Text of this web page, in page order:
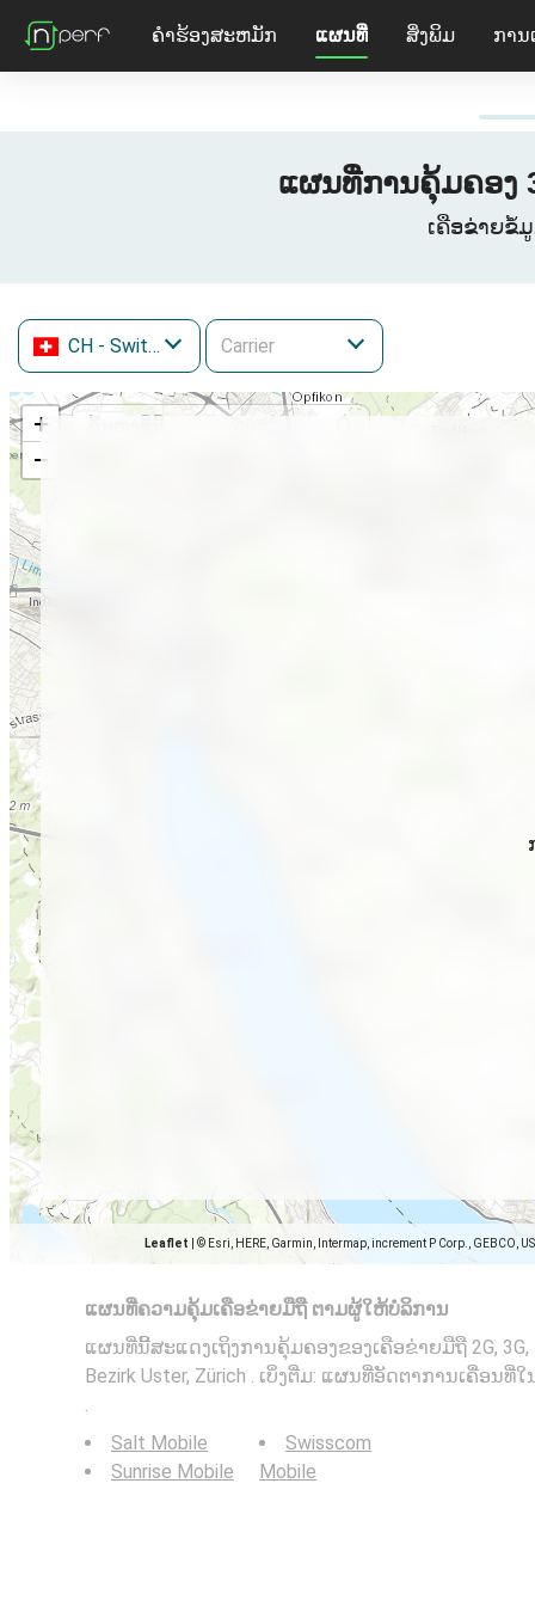
ຄໍາຮ້ອງສະຫມັກ ແຜນທີ່ ສິ່ງພິມ ການ
ແຜນທີ່ການຄຸ້ມຄອງ
ເຄືອຂ່າຍຂໍ້ມູ
CH - Switzerland
+
−
Leaflet © Esri, HERE, Garmin, Intermap, increment P Corp., GEBCO,
ແຜນທີ່ຄວາມຄຸ້ມເຄືອຂ່າຍມືຖື ຕາມຜູ້ໃຫ້ບໍລິການ
ແຜນທີ່ນີ້ສະແດງເຖິງການຄຸ້ມຄອງຂອງເຄືອຂ່າຍມືຖື 2G, 3G,
Bezirk Uster, Zürich . ເບິ່ງຕື່ມ: ແຜນທີ່ອັດຕາການເຄື່ອນທີ່
.
Salt Mobile
Sunrise Mobile
Swisscom
Mobile